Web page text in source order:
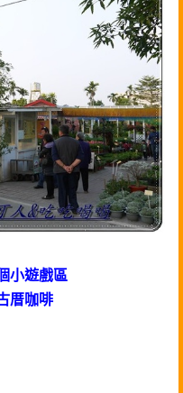
小遊戲區
厝咖啡